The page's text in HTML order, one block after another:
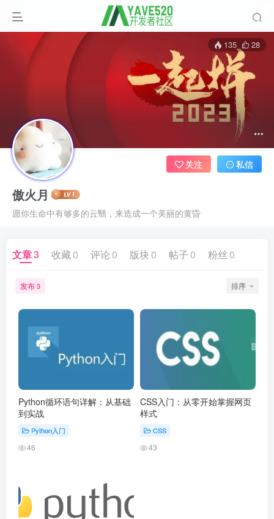
135 28
傲火月
愿你生命中有够多的云翳，来造成一个美丽的黄昏
关注 私信
文章3 收藏 0 评论 0 版块 0 帖子 0 粉丝 0
发布 3 排序
Python循环语句详解：从基础
到实战
Python入门
46
CSS入门：从零开始掌握网页
样式
CSS
43